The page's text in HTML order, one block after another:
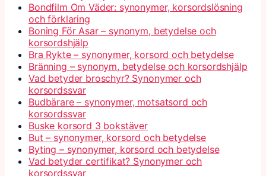
Bondfilm Om Väder: synonymer, korsordslösning
och förklaring
Boning För Asar – synonym, betydelse och
korsordshjälp
Bra Rykte – synonymer, korsord och betydelse
Bränning – synonym, betydelse och korsordshjälp
Vad betyder broschyr? Synonymer och
korsordssvar
Budbärare – synonymer, motsatsord och
korsordssvar
Buske korsord 3 bokstäver
But – synonymer, korsord och betydelse
Byting – synonymer, korsord och betydelse
Vad betyder certifikat? Synonymer och
korsordssvar